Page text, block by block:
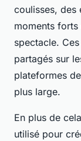
coulisses, des
moments
spectacle.
partagés sur
plateformes
plus large.
En plus de
utilisé pour